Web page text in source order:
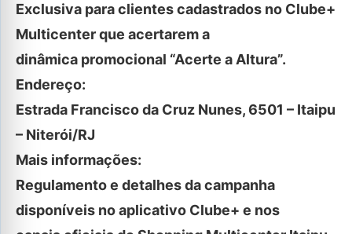
Exclusiva para clientes cadastrados no Clube+
Multicenter que acertarem a
dinâmica promocional “Acerte a Altura”.
Endereço:
Estrada Francisco da Cruz Nunes, 6501 – Itaipu
– Niterói/RJ
Mais informações:
Regulamento e detalhes da campanha
disponíveis no aplicativo Clube+ e nos